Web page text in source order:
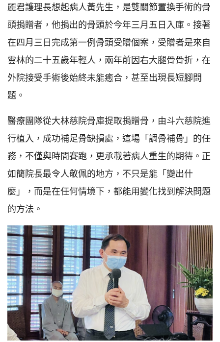
麗君護理長想起病人黃先生，是雙關節置換手術的骨
頭捐贈者，他捐出的骨頭於今年三月五日入庫。接著
在四月三日完成第一例骨頭受贈個案，受贈者是來自
雲林的二十五歲年輕人，兩年前因右大腿骨骨折，在
外院接受手術後始終未能癒合，甚至出現長短腳問
題。
醫療團隊從大林慈院骨庫提取捐贈骨，由斗六慈院進
行植入，成功補足骨缺損處，這場「調骨補骨」的任
務，不僅與時間賽跑，更承載著病人重生的期待。正
如簡院長最令人敬佩的地方，不只是能「變出什
麼」，而是在任何情境下，都能用變化找到解決問題
的方法。